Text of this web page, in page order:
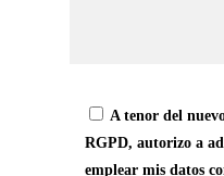
A tenor del
RGPD, autorizo a
emplear mis datos